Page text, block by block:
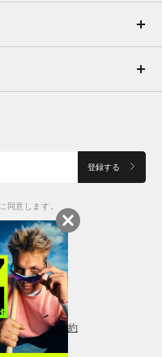
登録する
に同意します。
記 会員規約